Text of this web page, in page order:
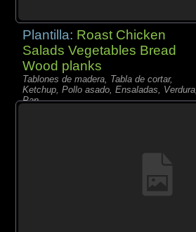
Plantilla: Roast Chicken
Salads Vegetables Bread
Wood planks
Tablones de madera, Tabla de cortar,
Ketchup, Pollo asado, Ensaladas, Verdura,
Pan,